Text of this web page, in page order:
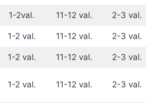
1-2val. 11-12 val. 2-3 val.
1-2 val. 11-12 val. 2-3 val.
1-2 val. 11-12 val. 2-3 val.
1-2 val. 11-12 val. 2-3 val.